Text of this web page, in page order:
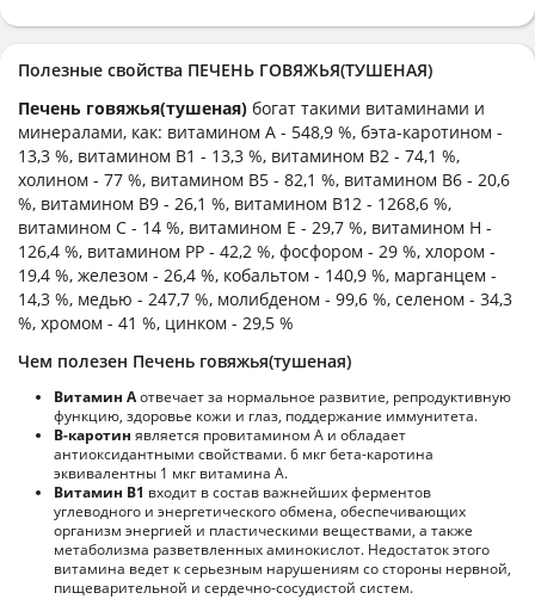
Полезные свойства ПЕЧЕНЬ ГОВЯЖЬЯ(ТУШЕНАЯ)
Печень говяжья(тушеная) богат такими витаминами и
минералами, как: витамином А - 548,9 %, бэта-каротином -
13,3 %, витамином B1 - 13,3 %, витамином B2 - 74,1 %,
холином - 77 %, витамином B5 - 82,1 %, витамином B6 - 20,6
%, витамином B9 - 26,1 %, витамином B12 - 1268,6 %,
витамином C - 14 %, витамином E - 29,7 %, витамином H -
126,4 %, витамином PP - 42,2 %, фосфором - 29 %, хлором -
19,4 %, железом - 26,4 %, кобальтом - 140,9 %, марганцем -
14,3 %, медью - 247,7 %, молибденом - 99,6 %, селеном - 34,3
%, хромом - 41 %, цинком - 29,5 %
Чем полезен Печень говяжья(тушеная)
Витамин Аотвечает за нормальное развитие, репродуктивную
функцию, здоровье кожи и глаз, поддержание иммунитета.
В-каротин является провитамином А и обладает
антиоксидантными свойствами. 6 мкг бета-каротина
эквивалентны 1 мкг витамина А.
Витамин В1 входит в состав важнейших ферментов
углеводного и энергетического обмена, обеспечивающих
организм энергией и пластическими веществами, а также
метаболизма разветвленных аминокислот. Недостаток этого
витамина ведет к серьезным нарушениям со стороны нервной,
пищеварительной и сердечно-сосудистой систем.